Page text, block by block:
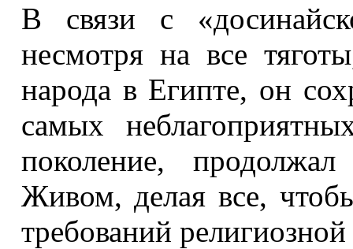
В связи с
несмотря на все
народа в Египте, он
самых
поколение,
Живом, делая все,
требований